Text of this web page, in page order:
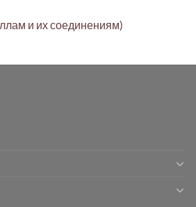
и их соединениям)